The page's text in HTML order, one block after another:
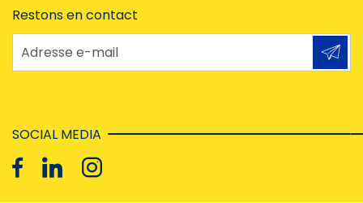
Restons en contact
Adresse e-mail
SOCIAL MEDIA